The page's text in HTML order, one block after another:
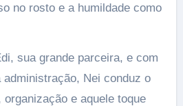
no rosto e a humildade como
sua grande parceira, e com
administração, Nei conduz o
e aquele toque